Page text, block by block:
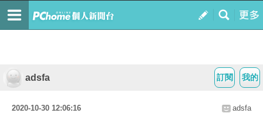
我的
訂閱
adsfa
2020-10-30 12:06:16 adsfa